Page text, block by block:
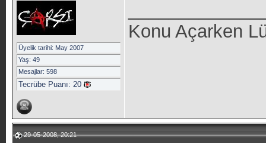
Üyelik tarihi: May 2007
Yaş: 49
Mesajlar: 598
Tecrübe Puanı: 20
Konu Açarken
29-05-2008, 20:21